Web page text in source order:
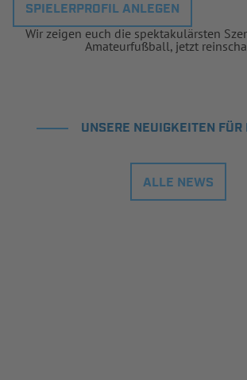
SPIELERPROFIL ANLEGEN
Wir zeigen euch die spektakulärsten
Amateurfußball, jetzt
UNSERE NEUIGKEITEN FÜR
ALLE NEWS